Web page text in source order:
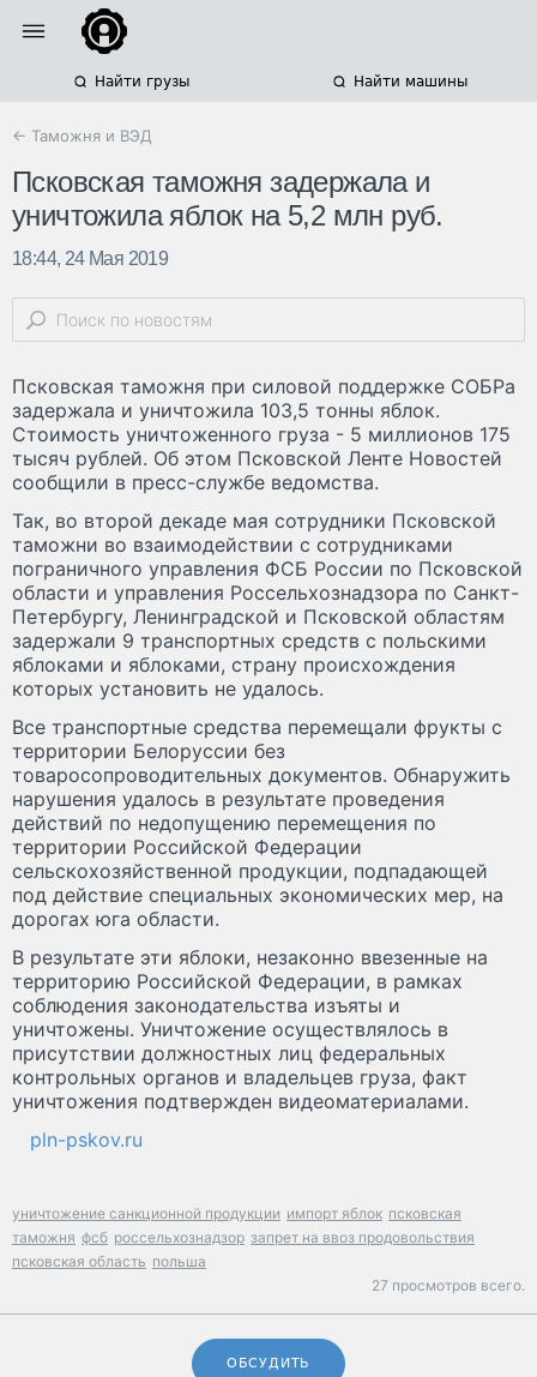
Найти грузы Найти машины
← Таможня и ВЭД
Псковская таможня задержала и
уничтожила яблок на 5,2 млн руб.
18:44, 24 Мая 2019
Псковская таможня при силовой поддержке СОБРа
задержала и уничтожила 103,5 тонны яблок.
Стоимость уничтоженного груза - 5 миллионов 175
тысяч рублей. Об этом Псковской Ленте Новостей
сообщили в пресс-службе ведомства.
Так, во второй декаде мая сотрудники Псковской
таможни во взаимодействии с сотрудниками
пограничного управления ФСБ России по Псковской
области и управления Россельхознадзора по Санкт-
Петербургу, Ленинградской и Псковской областям
задержали 9 транспортных средств с польскими
яблоками и яблоками, страну происхождения
которых установить не удалось.
Все транспортные средства перемещали фрукты с
территории Белоруссии без
товаросопроводительных документов. Обнаружить
нарушения удалось в результате проведения
действий по недопущению перемещения по
территории Российской Федерации
сельскохозяйственной продукции, подпадающей
под действие специальных экономических мер, на
дорогах юга области.
В результате эти яблоки, незаконно ввезенные на
территорию Российской Федерации, в рамках
соблюдения законодательства изъяты и
уничтожены. Уничтожение осуществлялось в
присутствии должностных лиц федеральных
контрольных органов и владельцев груза, факт
уничтожения подтвержден видеоматериалами.
pln-pskov.ru
уничтожение санкционной продукции импорт яблок псковская
таможня фсб россельхознадзор запрет на ввоз продовольствия
псковская область польша
27 просмотров всего.
ОБСУДИТЬ